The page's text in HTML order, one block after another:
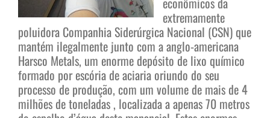
extremamente
poluidora Companhia Siderúrgica Nacional (CSN) que
mantém ilegalmente junto com a anglo-americana
Harsco Metals, um enorme depósito de lixo químico
formado por escória de aciaria oriundo do seu
processo de produção, com um volume de mais de 4
milhões de toneladas , localizada a apenas 70 metros